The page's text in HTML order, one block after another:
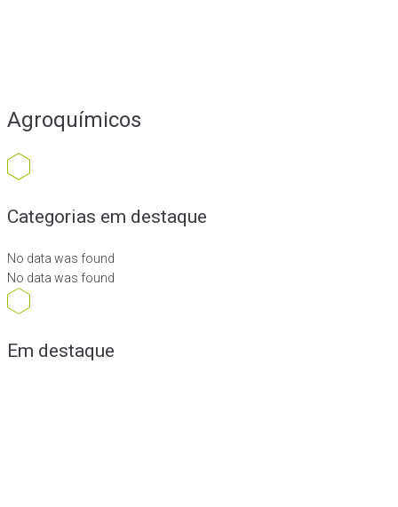
Agroquímicos
Categorias em destaque
No data was found
No data was found
Em destaque